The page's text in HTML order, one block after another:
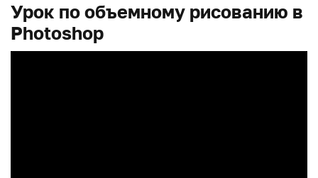
Урок по объемному рисованию в
Photoshop